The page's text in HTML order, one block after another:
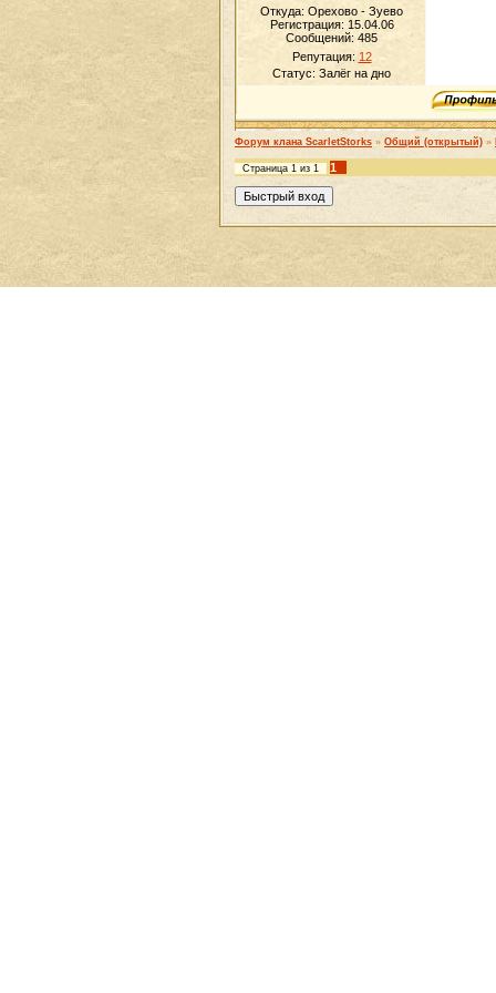
Откуда: Орехово - Зуево
Регистрация: 15.04.06
Сообщений: 485
Репутация: 12
Статус: Залёг на дно
Форум клана ScarletStorks » Общий (открытый) »
Страница 1 из 1 1